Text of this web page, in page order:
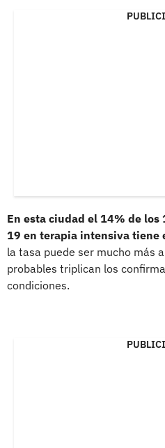
En esta ciudad el 14% de los
19 en terapia intensiva tiene
la tasa puede ser mucho más
probables triplican los
condiciones.